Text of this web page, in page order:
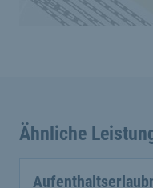
Ähnliche